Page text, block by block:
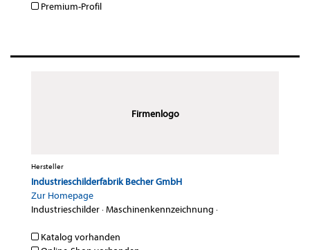
Premium-Profil
Firmenlogo
Hersteller
Industrieschilderfabrik Becher GmbH
Zur Homepage
Industrieschilder·Maschinenkennzeichnung ·
Katalog vorhanden